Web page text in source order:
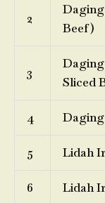
2
Beef)
3
Sliced
4
5 Lidah
6 Lidah